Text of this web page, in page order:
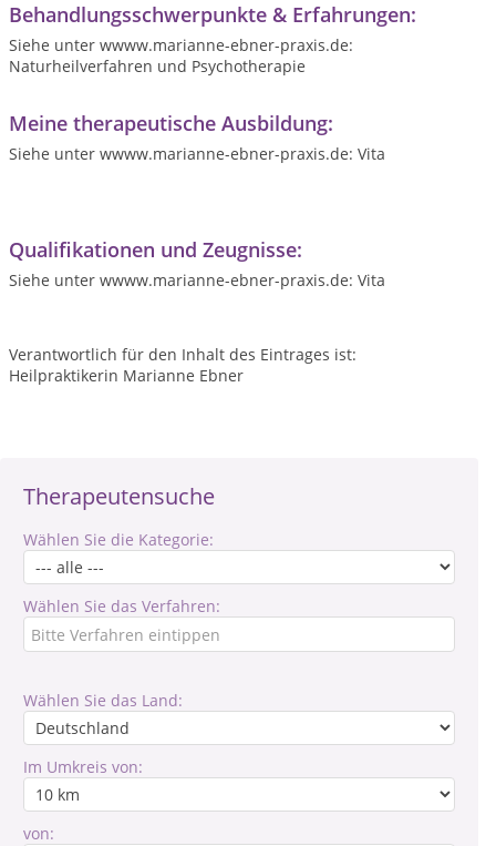
Therapeutensuche
Wählen Sie die Kategorie:
Wählen Sie das Verfahren:
Wählen Sie das Land:
Im Umkreis von:
von:
Behandlungsschwerpunkte & Erfahrungen:
Siehe unter wwww.marianne-ebner-praxis.de:
Naturheilverfahren und Psychotherapie
Meine therapeutische Ausbildung:
Siehe unter wwww.marianne-ebner-praxis.de: Vita
Qualifikationen und Zeugnisse:
Siehe unter wwww.marianne-ebner-praxis.de: Vita
Verantwortlich für den Inhalt des Eintrages ist:
Heilpraktikerin Marianne Ebner